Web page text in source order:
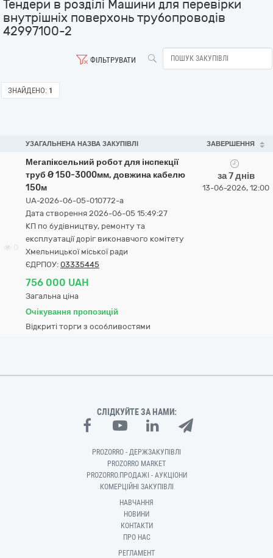
Тендери в розділі Машини для перевірки
внутрішніх поверхонь трубопроводів
42997100-2
ФІЛЬТРУВАТИ
ЗНАЙДЕНО: 1
УЗАГАЛЬНЕНА НАЗВА ЗАКУПІВЛІ ЗАВЕРШЕННЯ
Мегапіксельний робот для інспекції
труб Ø 150-3000мм, довжина кабелю
150м
UA-2026-06-05-010772-a
Дата створення 2026-06-05 15:49:27
КП по будівництву, ремонту та
експлуатації доріг виконавчого комітету
Хмельницької міської ради
ЄДРПОУ: 03335445
756 000 UAH
Загальна ціна
Очікування пропозицій
Відкриті торги з особливостями
за 7 днів
13-06-2026, 12:00
СЛІДКУЙТЕ ЗА НАМИ:
PROZORRO - ДЕРЖЗАКУПІВЛІ
PROZORRO MARKET
PROZORRO.ПРОДАЖІ - АУКЦІОНИ
КОМЕРЦІЙНІ ЗАКУПІВЛІ
НАВЧАННЯ
НОВИНИ
КОНТАКТИ
ПРО НАС
РЕГЛАМЕНТ